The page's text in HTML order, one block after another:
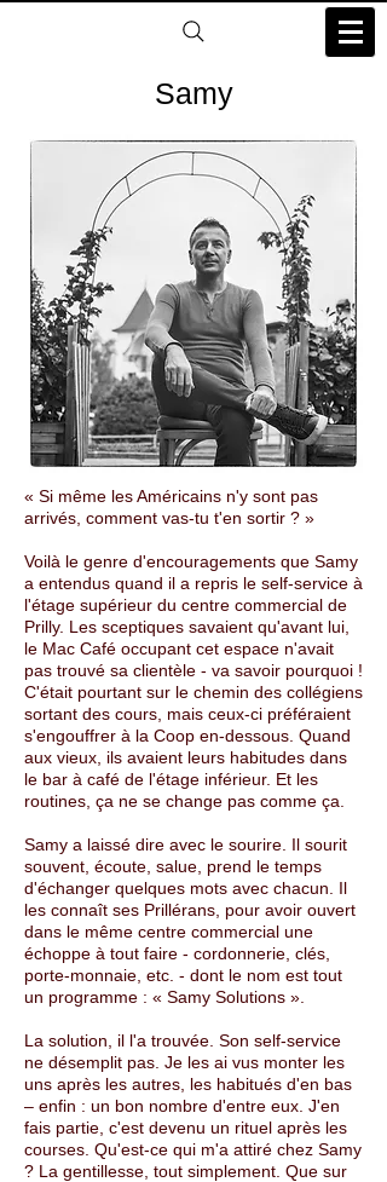
Samy
« Si même les Américains n'y sont pas
arrivés, comment vas-tu t'en sortir ? »
Voilà le genre d'encouragements que Samy
a entendus quand il a repris le self-service à
l'étage supérieur du centre commercial de
Prilly. Les sceptiques savaient qu'avant lui,
le Mac Café occupant cet espace n'avait
pas trouvé sa clientèle - va savoir pourquoi !
C'était pourtant sur le chemin des collégiens
sortant des cours, mais ceux-ci préféraient
s'engouffrer à la Coop en-dessous. Quand
aux vieux, ils avaient leurs habitudes dans
le bar à café de l'étage inférieur. Et les
routines, ça ne se change pas comme ça.
Samy a laissé dire avec le sourire. Il sourit
souvent, écoute, salue, prend le temps
d'échanger quelques mots avec chacun. Il
les connaît ses Prillérans, pour avoir ouvert
dans le même centre commercial une
échoppe à tout faire - cordonnerie, clés,
porte-monnaie, etc. - dont le nom est tout
un programme : « Samy Solutions ».
La solution, il l'a trouvée. Son self-service
ne désemplit pas. Je les ai vus monter les
uns après les autres, les habitués d'en bas
– enfin : un bon nombre d'entre eux. J'en
fais partie, c'est devenu un rituel après les
courses. Qu'est-ce qui m'a attiré chez Samy
? La gentillesse, tout simplement. Que sur